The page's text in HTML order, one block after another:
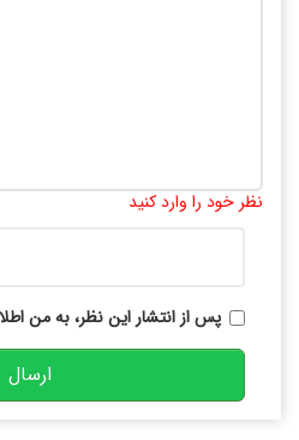
نظر خود را وارد کنید
پس از انتشار این نظر، به من
ارسال